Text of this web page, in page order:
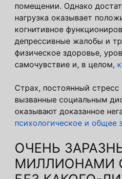
помещении. Однако
нагрузка оказывает
когнитивное
депрессивные жалобы и
физическое здоровье,
самочувствие и, в целом,
Страх, постоянный стресс
вызванные социальным
оказывают доказанное
психологическое и общее
ОЧЕНЬ
МИЛЛИОНАМИ